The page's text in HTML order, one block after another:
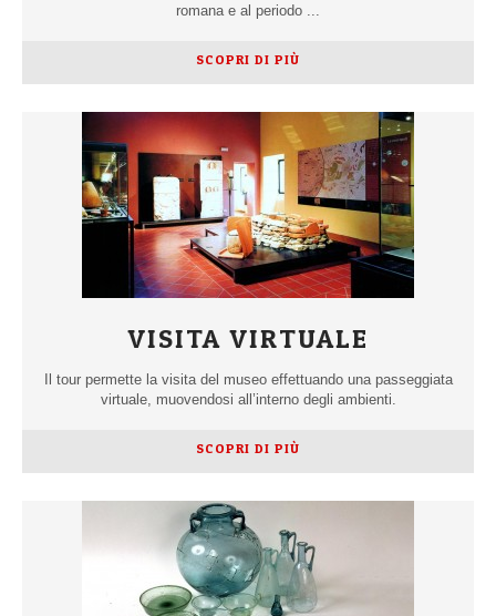
romana e al periodo ...
SCOPRI DI PIÙ
VISITA VIRTUALE
Il tour permette la visita del museo effettuando una passeggiata
virtuale, muovendosi all’interno degli ambienti.
SCOPRI DI PIÙ